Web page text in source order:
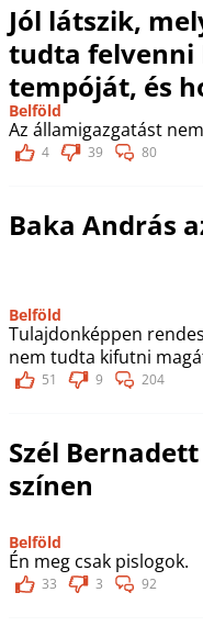
Jól látszik,
tudta felvenni
tempóját, és
Belföld
Az államigazgatást
4 39 80
Baka András
Belföld
Tulajdonképpen
nem tudta kifutni
51 9 204
Szél
színen
Belföld
Én meg csak pislogok.
33 3 92